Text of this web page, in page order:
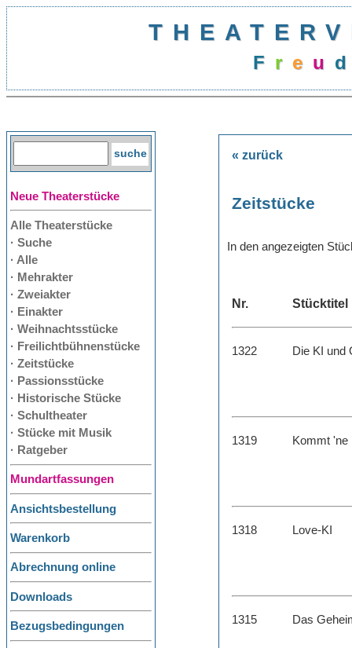
F r e u d
Neue Theaterstücke
Alle Theaterstücke
· Suche
· Alle
· Mehrakter
· Zweiakter
· Einakter
· Weihnachtsstücke
· Freilichtbühnenstücke
· Zeitstücke
· Passionsstücke
· Historische Stücke
· Schultheater
· Stücke mit Musik
· Ratgeber
Mundartfassungen
Ansichtsbestellung
Warenkorb
Abrechnung online
Downloads
Bezugsbedingungen
« zurück
Zeitstücke
In den angezeigten
Nr. Stücktitel
1322 Die KI und
1319 Kommt 'ne
1318 Love-KI
1315 Das